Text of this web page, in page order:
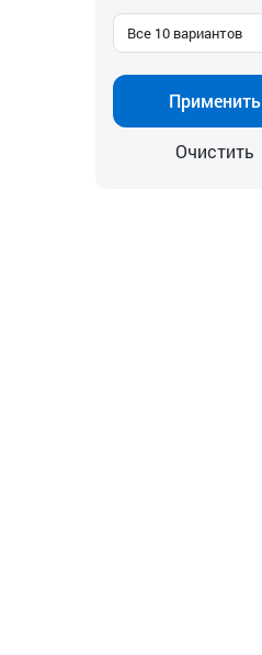
Все 10 вариантов
Применить
Очистить